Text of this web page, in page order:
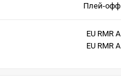
Плей-офф
EU RMR A
EU RMR A